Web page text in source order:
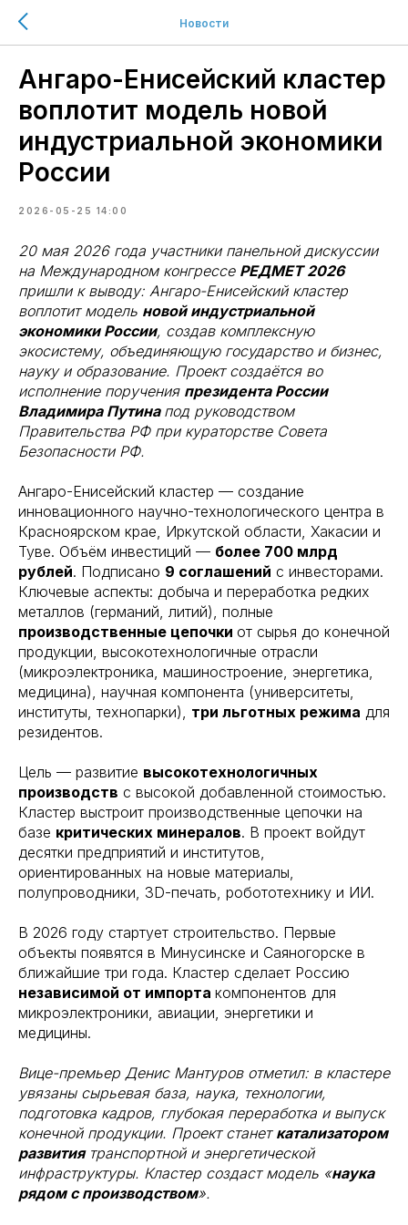
Новости
Ангаро-Енисейский кластер
воплотит модель новой
индустриальной экономики
России
2026-05-25 14:00
20 мая 2026 года участники панельной дискуссии
на Международном конгрессе РЕДМЕТ 2026
пришли к выводу: Ангаро-Енисейский кластер
воплотит модель новой индустриальной
экономики России, создав комплексную
экосистему, объединяющую государство и бизнес,
науку и образование. Проект создаётся во
исполнение поручения президента России
Владимира Путина под руководством
Правительства РФ при кураторстве Совета
Безопасности РФ.
Ангаро-Енисейский кластер — создание
инновационного научно-технологического центра в
Красноярском крае, Иркутской области, Хакасии и
Туве. Объём инвестиций — более 700 млрд
рублей. Подписано 9 соглашений с инвесторами.
Ключевые аспекты: добыча и переработка редких
металлов (германий, литий), полные
производственные цепочки от сырья до конечной
продукции, высокотехнологичные отрасли
(микроэлектроника, машиностроение, энергетика,
медицина), научная компонента (университеты,
институты, технопарки), три льготных режима для
резидентов.
Цель — развитие высокотехнологичных
производств с высокой добавленной стоимостью.
Кластер выстроит производственные цепочки на
базе критических минералов. В проект войдут
десятки предприятий и институтов,
ориентированных на новые материалы,
полупроводники, 3D-печать, робототехнику и ИИ.
В 2026 году стартует строительство. Первые
объекты появятся в Минусинске и Саяногорске в
ближайшие три года. Кластер сделает Россию
независимой от импорта компонентов для
микроэлектроники, авиации, энергетики и
медицины.
Вице-премьер Денис Мантуров отметил: в кластере
увязаны сырьевая база, наука, технологии,
подготовка кадров, глубокая переработка и выпуск
конечной продукции. Проект станет катализатором
развитиятранспортной и энергетической
инфраструктуры. Кластер создаст модель «наука
рядом с производством».